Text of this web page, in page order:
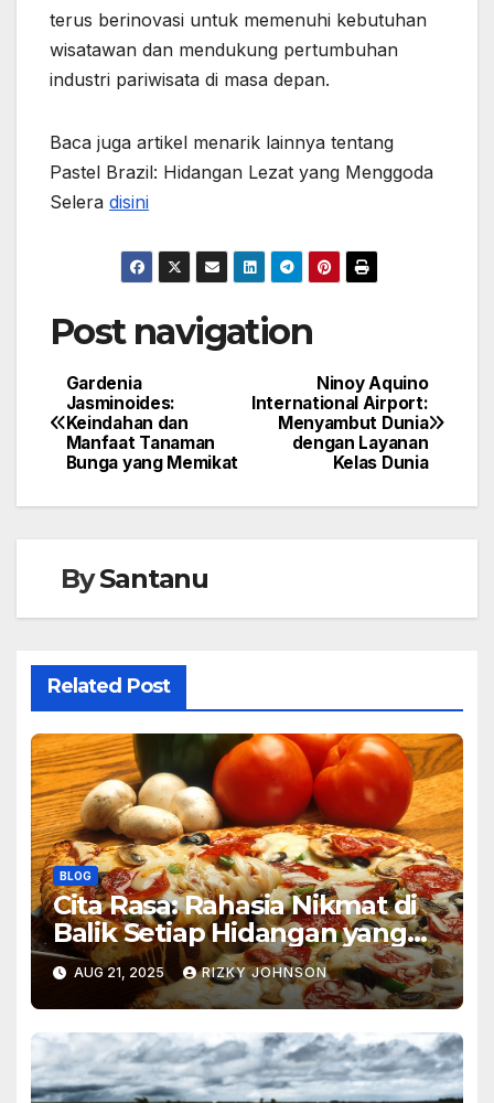
terus berinovasi untuk memenuhi kebutuhan
wisatawan dan mendukung pertumbuhan
industri pariwisata di masa depan.
Baca juga artikel menarik lainnya tentang
Pastel Brazil: Hidangan Lezat yang Menggoda
Selera disini
Post navigation
Ninoy Aquino
International Airport:
Menyambut Dunia
dengan Layanan
Kelas Dunia
Gardenia
Jasminoides:
Keindahan dan
Manfaat Tanaman
Bunga yang Memikat
BySantanu
Related Post
BLOG
Cita Rasa: Rahasia Nikmat di
Balik Setiap Hidangan yang
Sering Kita Lupa
AUG 21, 2025 RIZKY JOHNSON